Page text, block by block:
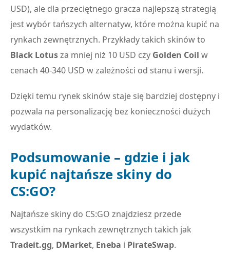
USD), ale dla przeciętnego gracza najlepszą strategią
jest wybór tańszych alternatyw, które można kupić na
rynkach zewnętrznych. Przykłady takich skinów to
Black Lotusza mniej niż 10 USD czy Golden Coil w
cenach 40-340 USD w zależności od stanu i wersji.
Dzięki temu rynek skinów staje się bardziej dostępny i
pozwala na personalizację bez konieczności dużych
wydatków.
Podsumowanie – gdzie i jak
kupić najtańsze skiny do
CS:GO?
Najtańsze skiny do CS:GO znajdziesz przede
wszystkim na rynkach zewnętrznych takich jak
Tradeit.gg, DMarket, Eneba i PirateSwap.